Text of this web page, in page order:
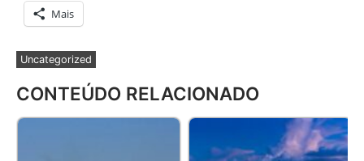
Mais
Uncategorized
CONTEÚDO RELACIONADO